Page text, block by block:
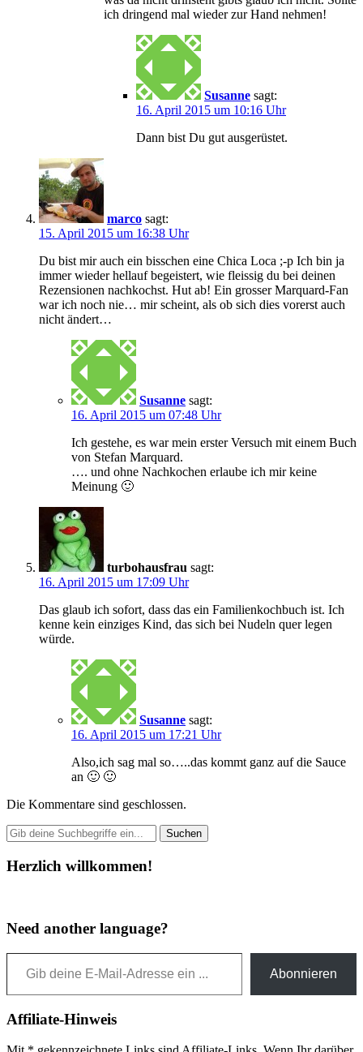
ich dringend mal wieder zur Hand nehmen!
Susanne sagt:
16. April 2015 um 10:16 Uhr
Dann bist Du gut ausgerüstet.
marco sagt:
15. April 2015 um 16:38 Uhr
Du bist mir auch ein bisschen eine Chica Loca ;-p Ich bin ja
immer wieder hellauf begeistert, wie fleissig du bei deinen
Rezensionen nachkochst. Hut ab! Ein grosser Marquard-Fan
war ich noch nie… mir scheint, als ob sich dies vorerst auch
nicht ändert…
Susanne sagt:
16. April 2015 um 07:48 Uhr
Ich gestehe, es war mein erster Versuch mit einem Buch
von Stefan Marquard.
…. und ohne Nachkochen erlaube ich mir keine
Meinung 🙂
turbohausfrau sagt:
16. April 2015 um 17:09 Uhr
Das glaub ich sofort, dass das ein Familienkochbuch ist. Ich
kenne kein einziges Kind, das sich bei Nudeln quer legen
würde.
Susanne sagt:
16. April 2015 um 17:21 Uhr
Also,ich sag mal so…..das kommt ganz auf die Sauce
an 🙂 🙂
Die Kommentare sind geschlossen.
Herzlich willkommen!
Need another language?
Gib deine E-Mail-Adresse ein ...
Abonnieren
Affiliate-Hinweis